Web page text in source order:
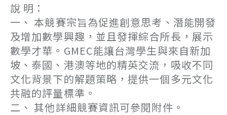
說 明：
一、 本競賽宗旨為促進創意思考、潛能開發
及增加數學興趣，並且發揮綜合所長，展示
數學才華。GMEC能讓台灣學生與來自新加
坡、泰國、港澳等地的精英交流，吸收不同
文化背景下的解題策略，提供一個多元文化
共融的評量標準。
二、 其他詳細競賽資訊可參閱附件。